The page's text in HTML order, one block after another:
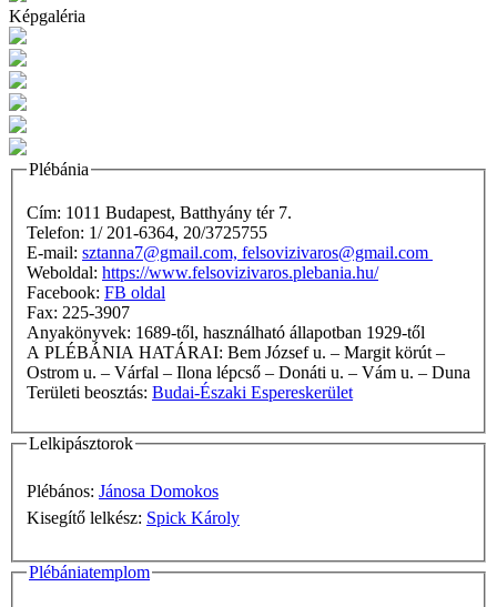
Képgaléria
Plébánia
Cím: 1011 Budapest, Batthyány tér 7.
Telefon: 1/ 201-6364, 20/3725755
E-mail: sztanna7@gmail.com, felsovizivaros@gmail.com
Weboldal: https://www.felsovizivaros.plebania.hu/
Facebook: FB oldal
Fax: 225-3907
Anyakönyvek: 1689-től, használható állapotban 1929-től
A PLÉBÁNIA HATÁRAI: Bem József u. – Margit körút –
Ostrom u. – Várfal – Ilona lépcső – Donáti u. – Vám u. – Duna
Területi beosztás: Budai-Északi Espereskerület
Lelkipásztorok
Plébános: Jánosa Domokos
Kisegítő lelkész: Spick Károly
Plébániatemplom